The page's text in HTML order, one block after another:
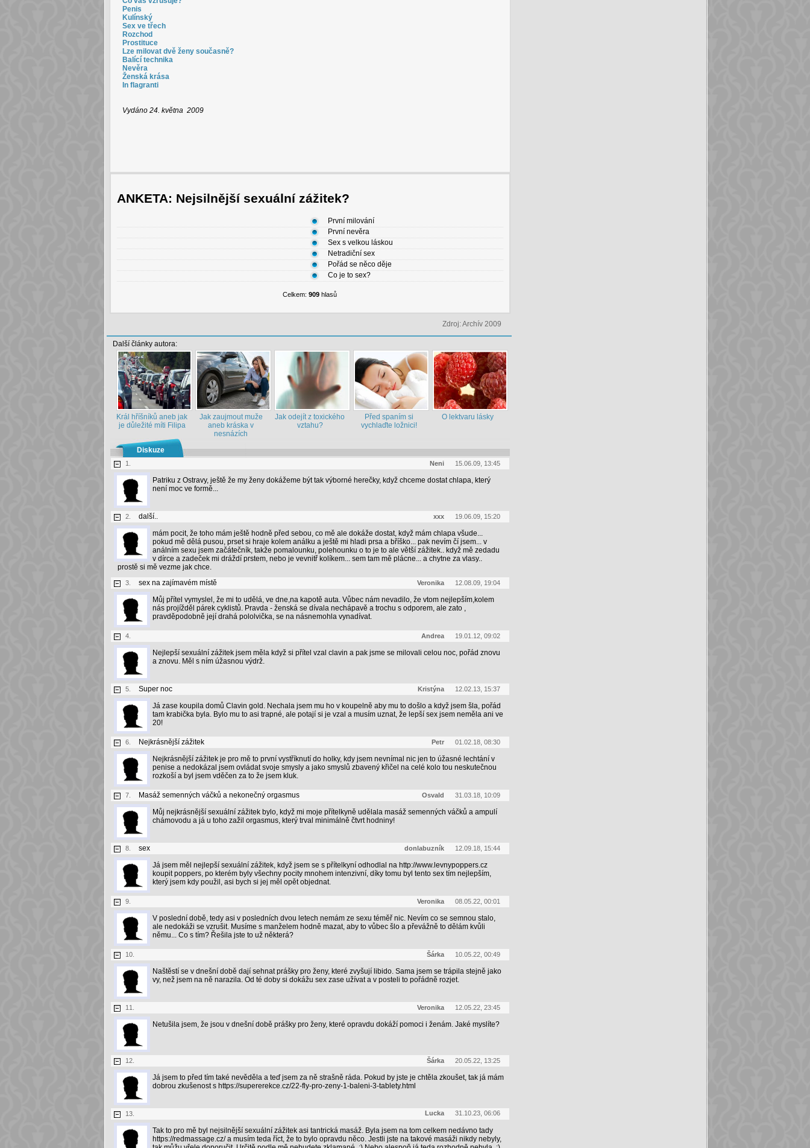
Penis
Kulínský
Sex ve třech
Rozchod
Prostituce
Lze milovat dvě ženy současně?
Balící technika
Nevěra
Ženská krása
In flagranti
Vydáno 24. května 2009
ANKETA: Nejsilnější sexuální zážitek?
První milování
První nevěra
Sex s velkou láskou
Netradiční sex
Pořád se něco děje
Co je to sex?
Celkem: 909 hlasů
Zdroj: Archív 2009
Další články autora:
Král hříšníků aneb jak
je důležité míti Filipa
Jak zaujmout muže
aneb kráska v
nesnázích
Jak odejít z toxického
vztahu?
Před spaním si
vychlaďte ložnici!
O lektvaru lásky
Diskuze
Neni 15.06.09, 13:45
1.
Patriku z Ostravy, ještě že my ženy dokážeme být tak výborné herečky, když chceme dostat chlapa, který
není moc ve formě...
xxx 19.06.09, 15:20
2.
další..
mám pocit, že toho mám ještě hodně před sebou, co mě ale dokáže dostat, když mám chlapa všude...
pokud mě dělá pusou, prset si hraje kolem análku a ještě mi hladi prsa a bříško... pak nevím čí jsem... v
análním sexu jsem začátečník, takže pomalounku, polehounku o to je to ale větší zážitek.. když mě zedadu
v dírce a zadeček mi dráždí prstem, nebo je vevnitř kolíkem... sem tam mě plácne... a chytne za vlasy..
prostě si mě vezme jak chce.
Veronika 12.08.09, 19:04
3.
sex na zajímavém místě
Můj přítel vymyslel, že mi to udělá, ve dne,na kapotě auta. Vůbec nám nevadilo, že vtom nejlepším,kolem
nás projížděl párek cyklistů. Pravda - ženská se dívala nechápavě a trochu s odporem, ale zato ,
pravděpodobně její drahá pololvička, se na násnemohla vynadívat.
Andrea 19.01.12, 09:02
4.
Nejlepší sexuální zážitek jsem měla když si přítel vzal clavin a pak jsme se milovali celou noc, pořád znovu
a znovu. Měl s ním úžasnou výdrž.
Kristýna 12.02.13, 15:37
5.
Super noc
Já zase koupila domů Clavin gold. Nechala jsem mu ho v koupelně aby mu to došlo a když jsem šla, pořád
tam krabička byla. Bylo mu to asi trapné, ale potají si je vzal a musím uznat, že lepší sex jsem neměla ani ve
20!
Petr 01.02.18, 08:30
6.
Nejkrásnější zážitek
Nejkrásnější zážitek je pro mě to první vystříknutí do holky, kdy jsem nevnímal nic jen to úžasné lechtání v
penise a nedokázal jsem ovládat svoje smysly a jako smyslů zbavený křičel na celé kolo tou neskutečnou
rozkoší a byl jsem vděčen za to že jsem kluk.
Osvald 31.03.18, 10:09
7.
Masáž semenných váčků a nekonečný orgasmus
Můj nejkrásnější sexuální zážitek bylo, když mi moje přítelkyně udělala masáž semenných váčků a ampulí
chámovodu a já u toho zažil orgasmus, který trval minimálně čtvrt hodniny!
donlabuzník 12.09.18, 15:44
8.
sex
Já jsem měl nejlepší sexuální zážitek, když jsem se s přítelkyní odhodlal na http://www.levnypoppers.cz
koupit poppers, po kterém byly všechny pocity mnohem intenzivní, díky tomu byl tento sex tím nejlepším,
který jsem kdy použil, asi bych si jej měl opět objednat.
Veronika 08.05.22, 00:01
9.
V poslední době, tedy asi v posledních dvou letech nemám ze sexu téměř nic. Nevím co se semnou stalo,
ale nedokáži se vzrušit. Musíme s manželem hodně mazat, aby to vůbec šlo a převážně to dělám kvůli
němu... Co s tím? Řešila jste to už některá?
Šárka 10.05.22, 00:49
10.
Naštěstí se v dnešní době dají sehnat prášky pro ženy, které zvyšují libido. Sama jsem se trápila stejně jako
vy, než jsem na ně narazila. Od té doby si dokážu sex zase užívat a v posteli to pořádně rozjet.
Veronika 12.05.22, 23:45
11.
Netušila jsem, že jsou v dnešní době prášky pro ženy, které opravdu dokáží pomoci i ženám. Jaké myslíte?
Šárka 20.05.22, 13:25
12.
Já jsem to před tím také nevěděla a teď jsem za ně strašně ráda. Pokud by jste je chtěla zkoušet, tak já mám
dobrou zkušenost s https://supererekce.cz/22-fly-pro-zeny-1-baleni-3-tablety.html
Lucka 31.10.23, 06:06
13.
Tak to pro mě byl nejsilnější sexuální zážitek asi tantrická masáž. Byla jsem na tom celkem nedávno tady
https://redmassage.cz/ a musím teda říct, že to bylo opravdu něco. Jestli jste na takové masáži nikdy nebyly,